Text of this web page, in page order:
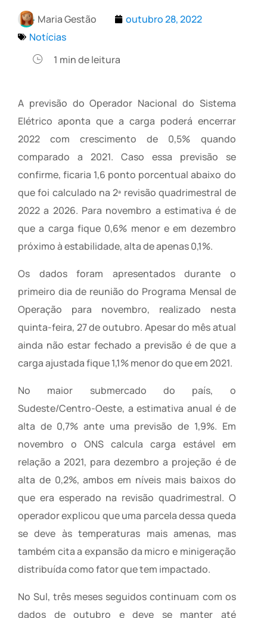
Maria Gestão
outubro 28, 2022
Notícias
1 min de leitura
A previsão do Operador Nacional do Sistema
Elétrico aponta que a carga poderá encerrar
2022 com crescimento de 0,5% quando
comparado a 2021. Caso essa previsão se
confirme, ficaria 1,6 ponto porcentual abaixo do
que foi calculado na 2ª revisão quadrimestral de
2022 a 2026. Para novembro a estimativa é de
que a carga fique 0,6% menor e em dezembro
próximo à estabilidade, alta de apenas 0,1%.
Os dados foram apresentados durante o
primeiro dia de reunião do Programa Mensal de
Operação para novembro, realizado nesta
quinta-feira, 27 de outubro. Apesar do mês atual
ainda não estar fechado a previsão é de que a
carga ajustada fique 1,1% menor do que em 2021.
No maior submercado do país, o
Sudeste/Centro-Oeste, a estimativa anual é de
alta de 0,7% ante uma previsão de 1,9%. Em
novembro o ONS calcula carga estável em
relação a 2021, para dezembro a projeção é de
alta de 0,2%, ambos em níveis mais baixos do
que era esperado na revisão quadrimestral. O
operador explicou que uma parcela dessa queda
se deve às temperaturas mais amenas, mas
também cita a expansão da micro e minigeração
distribuída como fator que tem impactado.
No Sul, três meses seguidos continuam com os
dados de outubro e deve se manter até